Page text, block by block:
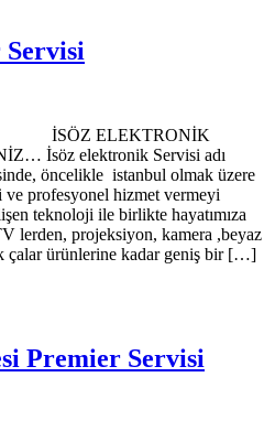
İSÖZ ELEKTRONİK
İsöz elektronik Servisi adı
öncelikle istanbul olmak üzere
profesyonel hizmet vermeyi
teknoloji ile birlikte hayatımıza
lerden, projeksiyon, kamera ,beyaz
çalar ürünlerine kadar geniş bir […]
Premier Servisi